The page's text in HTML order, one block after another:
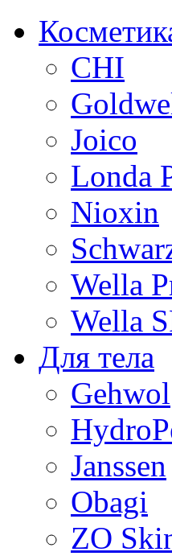
CHI
Joico
Londa
Nioxin
Wella
Wella
Для тела
Gehwol
Janssen
Obagi
ZO